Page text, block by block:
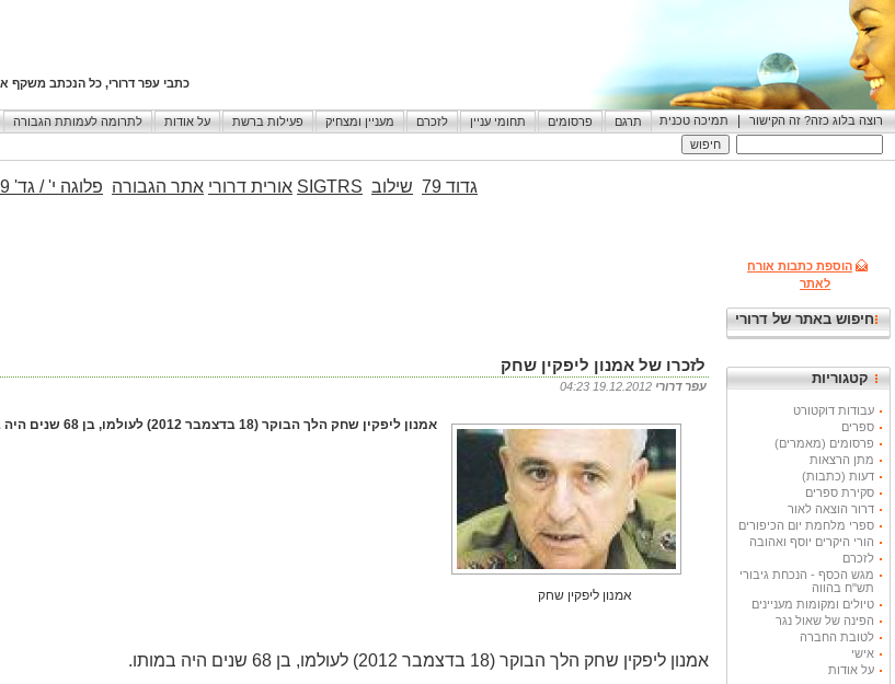
כתבי עפר דרורי, כל הנכתב משקף
רוצה בלוג כזה? זה הקישור | תמיכה טכנית תרגם פרסומים תחומי עניין לזכרם מעניין ומצחיק פעילות ברשת על אודות לתרומה לעמותת הגבורה
הוספת כתבות אורח
לאתר
חיפוש באתר של דרורי
קטגוריות
עבודות דוקטורט
ספרים
פרסומים (מאמרים)
מתן הרצאות
דעות (כתבות)
סקירת ספרים
דרור הוצאה לאור
ספרי מלחמת יום הכיפורים
הורי היקרים יוסף ואהובה
לזכרם
מגש הכסף - הנכחת גיבורי
תש"ח בהווה
טיולים ומקומות מעניינים
הפינה של שאול נגר
לטובת החברה
אישי
על אודות
גדוד 79 שילוב SIGTRS אורית דרורי אתר הגבורה פלוגה י' / גד' 79
לזכרו של אמנון ליפקין שחק
עפר דרורי
אמנון ליפקין שחק
אמנון ליפקין שחק הלך הבוקר (18 בדצמבר 2012) לעולמו, בן 68 שנים היה במותו.
אמנון ליפקין שחק הלך הבוקר (18 בדצמבר 2012) לעולמו, בן 68 שנים היה במותו.